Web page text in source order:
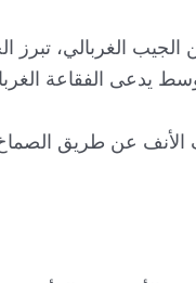
الغربالي، تبرز
يدعى الفقاعة
الأنف عن طريق